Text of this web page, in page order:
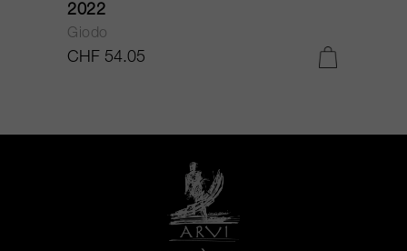
2022
Giodo
CHF 54.05